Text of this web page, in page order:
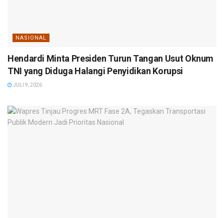
NASIONAL
Hendardi Minta Presiden Turun Tangan Usut Oknum
TNI yang Diduga Halangi Penyidikan Korupsi
JULI 9, 2026